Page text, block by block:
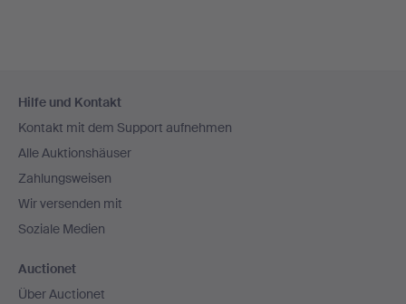
Navigation
Hilfe und Kontakt
Kontakt mit dem Support aufnehmen
Alle Auktionshäuser
Zahlungsweisen
Wir versenden mit
Soziale Medien
Auctionet
Über Auctionet